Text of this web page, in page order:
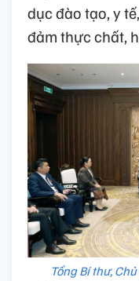
dục đào tạo, y
đảm thực chất,
Tổng Bí thư,